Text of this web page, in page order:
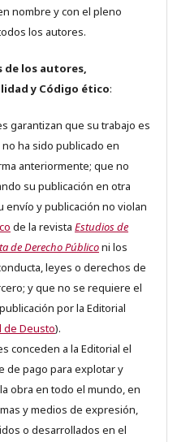
nombre y con el pleno
los autores.
de los autores,
y Código ético:
garantizan que su trabajo es
ha sido publicado en
anteriormente; que no
su publicación en otra
envío y publicación no violan
de la revista Estudios de
de Derecho Públiconi los
leyes o derechos de
y que no se requiere el
por la Editorial
de Deusto).
conceden a la Editorial el
de pago para explotar y
obra en todo el mundo, en
y medios de expresión,
o desarrollados en el